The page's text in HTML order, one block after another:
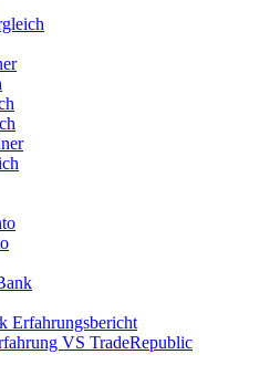
Erfahrungsbericht
VS TradeRepublic